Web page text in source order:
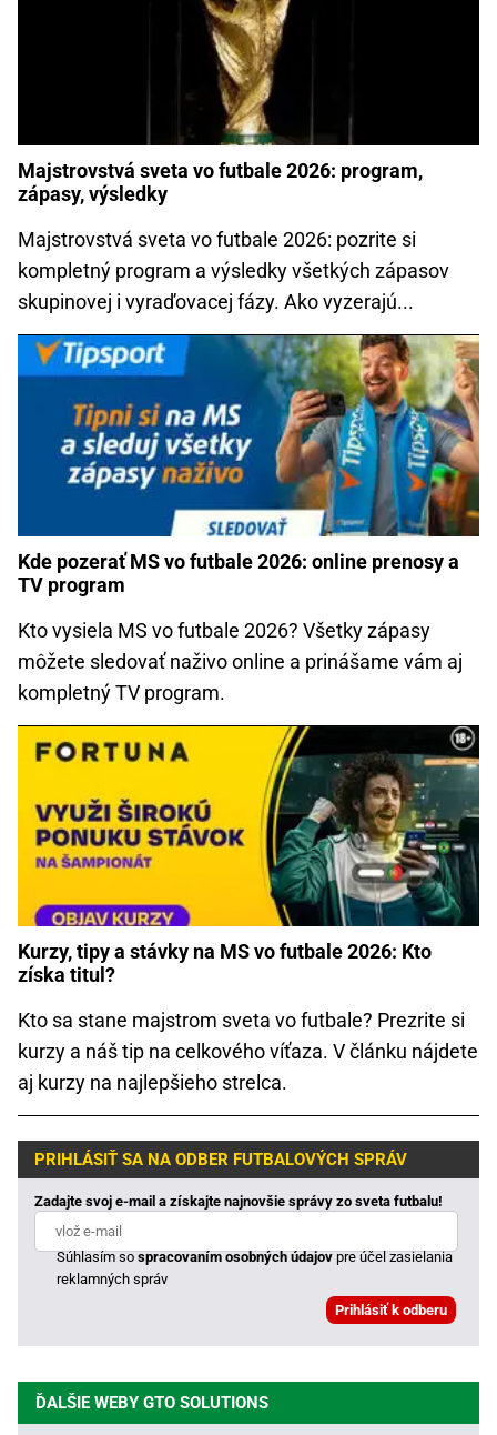
Majstrovstvá sveta vo futbale 2026: program,
zápasy, výsledky
Majstrovstvá sveta vo futbale 2026: pozrite si
kompletný program a výsledky všetkých zápasov
skupinovej i vyraďovacej fázy. Ako vyzerajú...
Kde pozerať MS vo futbale 2026: online prenosy a
TV program
Kto vysiela MS vo futbale 2026? Všetky zápasy
môžete sledovať naživo online a prinášame vám aj
kompletný TV program.
Kurzy, tipy a stávky na MS vo futbale 2026: Kto
získa titul?
Kto sa stane majstrom sveta vo futbale? Prezrite si
kurzy a náš tip na celkového víťaza. V článku nájdete
aj kurzy na najlepšieho strelca.
PRIHLÁSIŤ SA NA ODBER FUTBALOVÝCH SPRÁV
Zadajte svoj e-mail a získajte najnovšie správy zo sveta futbalu!
Súhlasím sospracovaním osobných údajovpre účel zasielania
reklamných správ
ĎALŠIE WEBY GTO SOLUTIONS